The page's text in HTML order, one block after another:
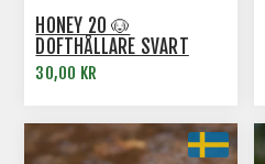
HONEY 20 🐶
DOFTHÅLLARE SVART
30,00 KR